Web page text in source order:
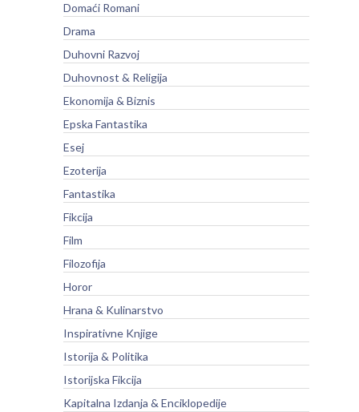
Domaći Romani
Drama
Duhovni Razvoj
Duhovnost & Religija
Ekonomija & Biznis
Epska Fantastika
Esej
Ezoterija
Fantastika
Fikcija
Film
Filozofija
Horor
Hrana & Kulinarstvo
Inspirativne Knjige
Istorija & Politika
Istorijska Fikcija
Kapitalna Izdanja & Enciklopedije